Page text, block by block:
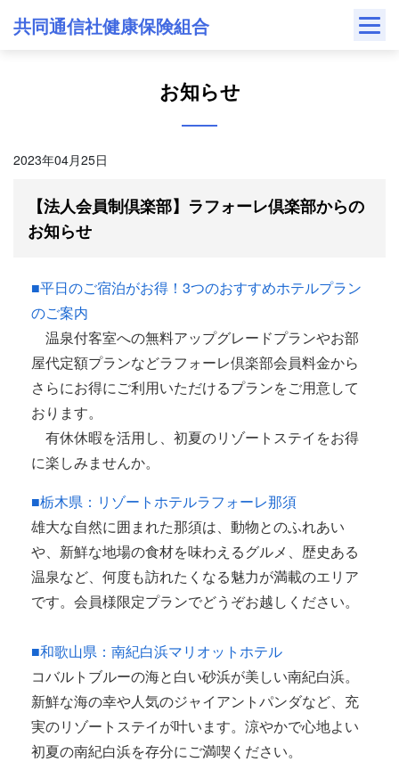
共同通信社健康保険組合
お知らせ
2023年04月25日
【法人会員制倶楽部】ラフォーレ倶楽部からの
お知らせ
■平日のご宿泊がお得！3つのおすすめホテルプラン
のご案内
温泉付客室への無料アップグレードプランやお部
屋代定額プランなどラフォーレ倶楽部会員料金から
さらにお得にご利用いただけるプランをご用意して
おります。
有休休暇を活用し、初夏のリゾートステイをお得
に楽しみませんか。
■栃木県：リゾートホテルラフォーレ那須
雄大な自然に囲まれた那須は、動物とのふれあい
や、新鮮な地場の食材を味わえるグルメ、歴史ある
温泉など、何度も訪れたくなる魅力が満載のエリア
です。会員様限定プランでどうぞお越しください。
■和歌山県：南紀白浜マリオットホテル
コバルトブルーの海と白い砂浜が美しい南紀白浜。
新鮮な海の幸や人気のジャイアントパンダなど、充
実のリゾートステイが叶います。涼やかで心地よい
初夏の南紀白浜を存分にご満喫ください。